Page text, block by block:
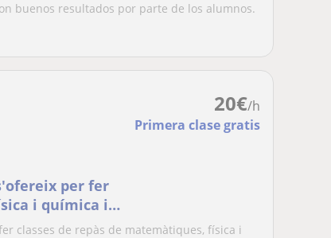
buenos resultados por parte de los alumnos.
20€/h
Primera clase gratis
per fer
i química i
classes de repàs de matemàtiques, física i